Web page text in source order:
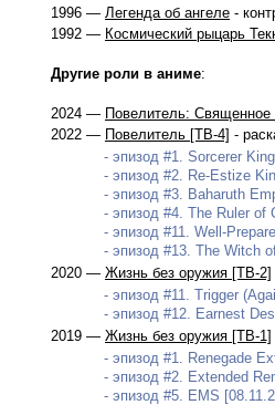
1996 — Легенда об ангеле -
1992 — Космический рыцарь
Другие роли в аниме:
2024 — Повелитель: Священное
2022 — Повелитель [ТВ-4] -
- эпизод #1. Sorcerer
- эпизод #2. Re-Estize
- эпизод #3. Baharuth
- эпизод #4. The Ruler of
- эпизод #11. Well-
- эпизод #13. The Witch
2020 — Жизнь без оружия [ТВ-2]
- эпизод #11. Trigger
- эпизод #12. Earnest
2019 — Жизнь без оружия [ТВ-1]
- эпизод #1. Renegade
- эпизод #2. Extended
- эпизод #5. EMS